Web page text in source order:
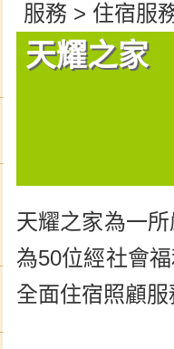
服務 > 住宿服
天耀之家
天耀之家為一
為50位經社會
全面住宿照顧服